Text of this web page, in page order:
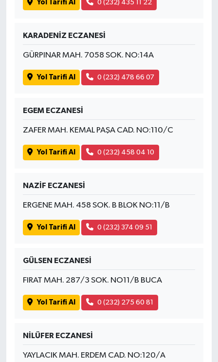
Yol Tarifi Al 0 (232) 435 11 22
KARADENİZ ECZANESİ
GÜRPINAR MAH. 7058 SOK. NO:14A
Yol Tarifi Al 0 (232) 478 66 07
EGEM ECZANESİ
ZAFER MAH. KEMAL PAŞA CAD. NO:110/C
Yol Tarifi Al 0 (232) 458 04 10
NAZİF ECZANESİ
ERGENE MAH. 458 SOK. B BLOK NO:11/B
Yol Tarifi Al 0 (232) 374 09 51
GÜLSEN ECZANESİ
FIRAT MAH. 287/3 SOK. NO11/B BUCA
Yol Tarifi Al 0 (232) 275 60 81
NİLÜFER ECZANESİ
YAYLACIK MAH. ERDEM CAD. NO:120/A